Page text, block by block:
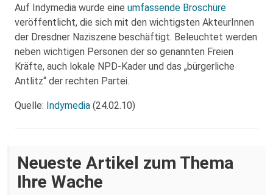
Auf Indymedia wurde eine umfassende Broschüre
veröffentlicht, die sich mit den wichtigsten AkteurInnen
der Dresdner Naziszene beschäftigt. Beleuchtet werden
neben wichtigen Personen der so genannten Freien
Kräfte, auch lokale NPD-Kader und das „bürgerliche
Antlitz“ der rechten Partei.
Quelle: Indymedia (24.02.10)
Neueste Artikel zum Thema
Ihre Wache